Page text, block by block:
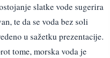
slatke vode sugerira
te da se voda bez soli
u sažetku prezentacije.
tome, morska voda je